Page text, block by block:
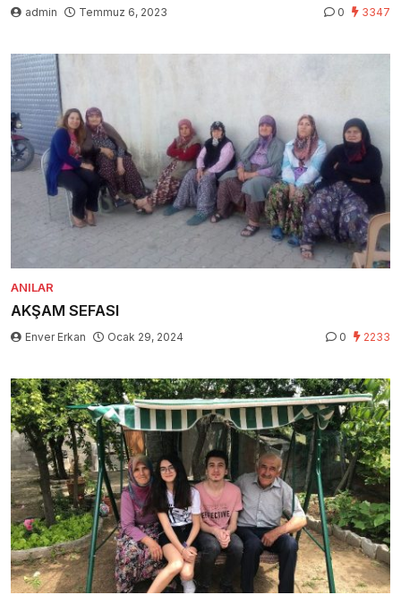
admin Temmuz 6, 2023 0 3347
ANILAR
AKŞAM SEFASI
Enver Erkan Ocak 29, 2024 0 2233